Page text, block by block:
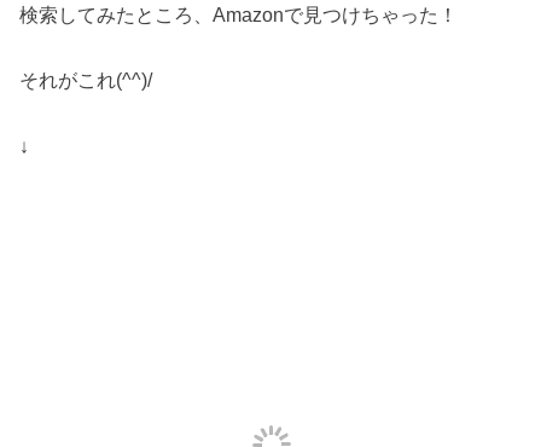
検索してみたところ、Amazonで見つけちゃった！
それがこれ(^^)/
↓